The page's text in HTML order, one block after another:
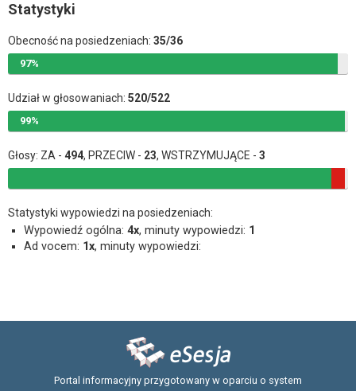
Statystyki
Obecność na posiedzeniach: 35/36
97%
Udział w głosowaniach: 520/522
99%
Głosy: ZA - 494, PRZECIW - 23, WSTRZYMUJĄCE - 3
Statystyki wypowiedzi na posiedzeniach:
Wypowiedź ogólna: 4x, minuty wypowiedzi: 1
Ad vocem: 1x, minuty wypowiedzi:
Portal informacyjny przygotowany w oparciu o system